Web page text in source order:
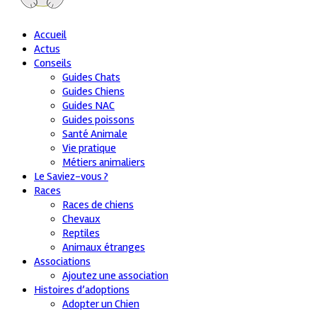
Accueil
Actus
Conseils
Guides Chats
Guides Chiens
Guides NAC
Guides poissons
Santé Animale
Vie pratique
Métiers animaliers
Le Saviez-vous ?
Races
Races de chiens
Chevaux
Reptiles
Animaux étranges
Associations
Ajoutez une association
Histoires d’adoptions
Adopter un Chien